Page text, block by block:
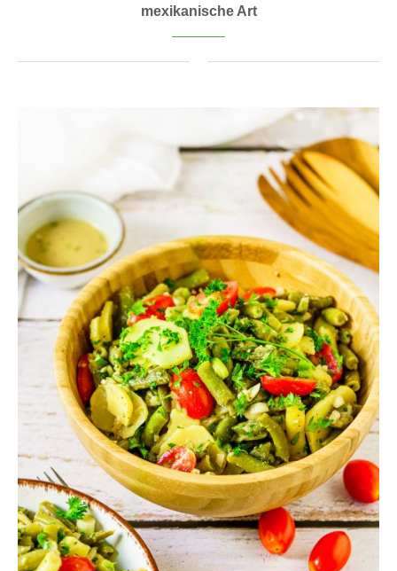
mexikanische Art